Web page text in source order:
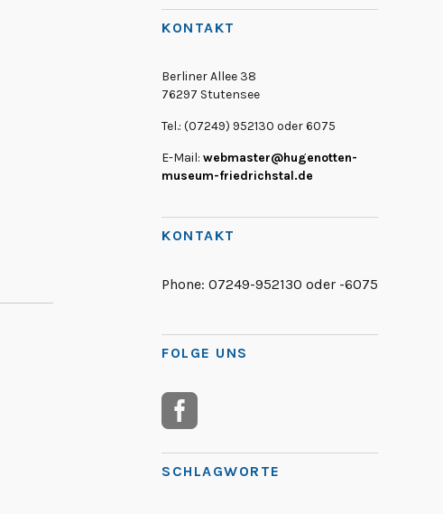
KONTAKT
Berliner Allee 38
76297 Stutensee
Tel.: (07249) 952130 oder 6075
E-Mail: webmaster@hugenotten-
museum-friedrichstal.de
KONTAKT
Phone: 07249-952130 oder -6075
FOLGE UNS
SCHLAGWORTE